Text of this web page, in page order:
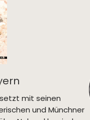
mit seinen
und Münchner